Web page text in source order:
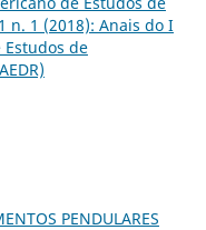
n. 1 (2018): Anais do I
de
PENDULARES